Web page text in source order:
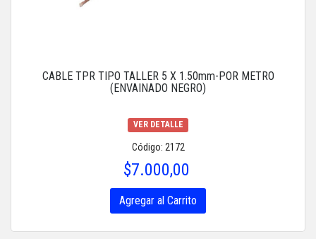
CABLE TPR TIPO TALLER 5 X 1.50mm-POR METRO
(ENVAINADO NEGRO)
VER DETALLE
Código: 2172
$7.000,00
Agregar al Carrito